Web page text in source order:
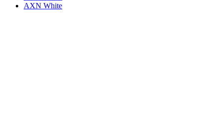
AXN White